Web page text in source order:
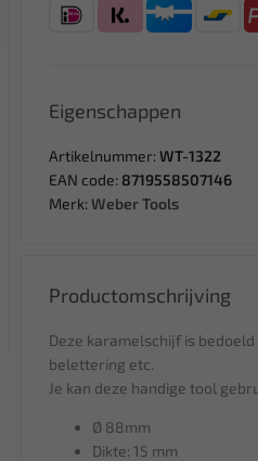
Eigenschappen
Artikelnummer: WT-1322
EAN code: 8719558507146
Merk: Weber Tools
Productomschrijving
Deze karamelschijf is
belettering etc.
Je kan deze handige tool
Ø 88mm
Dikte: 15 mm